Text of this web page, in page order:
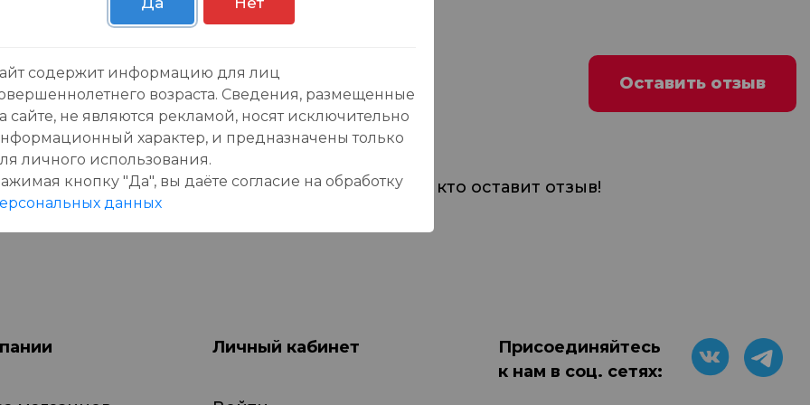
Оставить отзыв
товара еще нет отзывов, будьте первым, кто оставит отзыв!
Личный кабинет
Присоединяйтесь
к нам в соц. сетях:
содержит информацию для лиц
возраста. Сведения, размещенные
сайте, не являются рекламой, носят исключительно
характер, и предназначены только
личного использования.
кнопку "Да", вы даёте cогласие на обработку
данных